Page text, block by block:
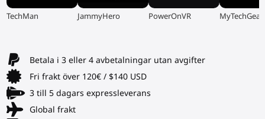
▶
TechMan ▶
JammyHero ▶
PowerOnVR ▶
MyTechGear
Betala i 3 eller 4 avbetalningar utan avgifter
Fri frakt över 120€ / $140 USD
3 till 5 dagars expressleverans
Global frakt